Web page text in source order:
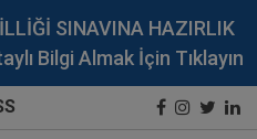
SINAVINA HAZIRLIK
Bilgi Almak İçin Tıklayın